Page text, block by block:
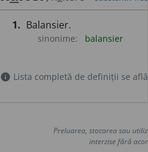
1. Balansier.
sinonime: balansier
info Lista completă de definiții se
Preluarea, stocarea sau
interzise fără